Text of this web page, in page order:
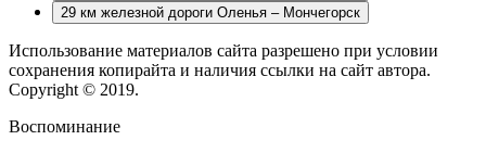
29 км железной дороги Оленья – Мончегорск
Использование материалов сайта разрешено при условии
сохранения копирайта и наличия ссылки на сайт автора.
Copyright © 2019.
Воспоминание